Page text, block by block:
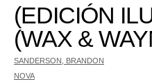
(EDICIÓN
(WAX &
SANDERSON, BRANDON
NOVA